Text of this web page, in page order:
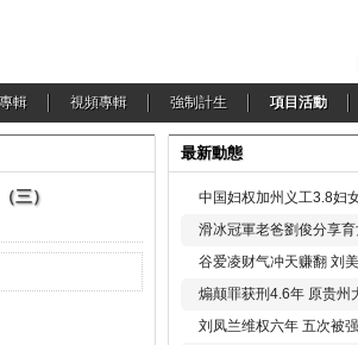
輯 視頻專輯 強制計生 項目活動
三）
最新動態
中国妇权加州义工3.8妇
滑冰冠軍老爸劉俊分享
谷爱凌财气冲天赚翻 刘
煽颠罪获刑4.6年 原贵州
刘凤兰维权六年 五次被